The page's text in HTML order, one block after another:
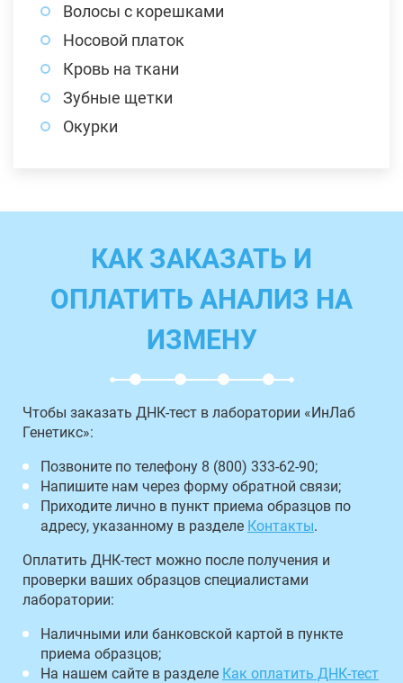
Волосы с корешками
Носовой платок
Кровь на ткани
Зубные щетки
Окурки
КАК ЗАКАЗАТЬ И
ОПЛАТИТЬ АНАЛИЗ НА
ИЗМЕНУ
Чтобы заказать ДНК-тест в лаборатории «ИнЛаб
Генетикс»:
Позвоните по телефону 8 (800) 333-62-90;
Напишите нам через форму обратной связи;
Приходите лично в пункт приема образцов по
адресу, указанному в разделе Контакты.
Оплатить ДНК-тест можно после получения и
проверки ваших образцов специалистами
лаборатории:
Наличными или банковской картой в пункте
приема образцов;
На нашем сайте в разделе Как оплатить ДНК-тест